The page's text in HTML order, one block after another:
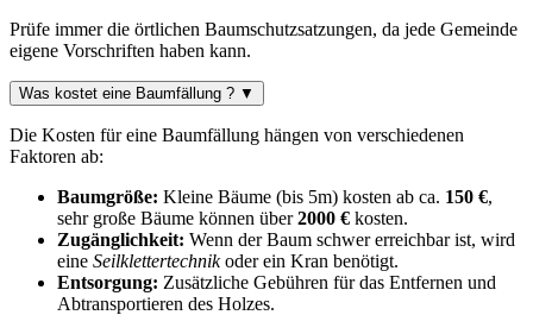
Prüfe immer die örtlichen Baumschutzsatzungen, da jede Gemeinde
eigene Vorschriften haben kann.
Was kostet eine Baumfällung ? ▼
Die Kosten für eine Baumfällung hängen von verschiedenen
Faktoren ab:
Baumgröße: Kleine Bäume (bis 5m) kosten ab ca. 150 €,
sehr große Bäume können über2000 € kosten.
Zugänglichkeit: Wenn der Baum schwer erreichbar ist, wird
eine Seilklettertechnikoder ein Kran benötigt.
Entsorgung: Zusätzliche Gebühren für das Entfernen und
Abtransportieren des Holzes.